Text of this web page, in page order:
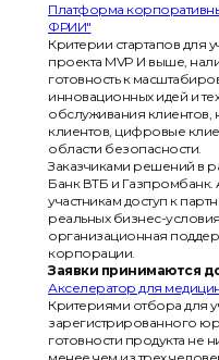
Платформа
ФРИИ"
Критерии стартапов для
проекта MVP И выше,
готовность к
инновационных идей и
обслуживания клиентов,
клиентов, цифровые
области безопасности.
Заказчиками решений в
Банк ВТБ и Газпромбанк.
участникам доступ к
реальных бизнес-
организационная
корпорации.
Заявки принимаются
Акселератор для
Критериями отбора для
зарегистрированного
готовности продукта не